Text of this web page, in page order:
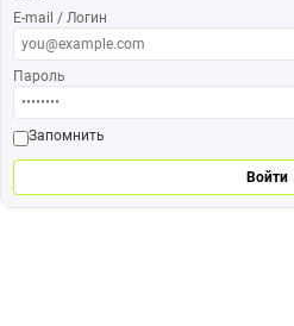
E-mail / Логин
Пароль
Запомнить
Войти